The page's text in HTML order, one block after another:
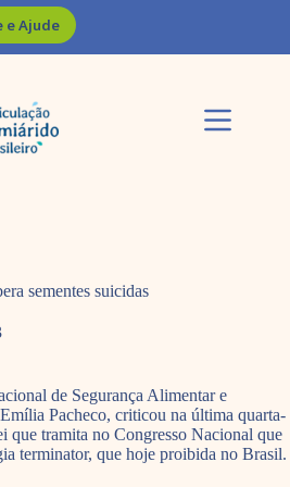
e Ajude
sementes suicidas
de Segurança Alimentar e
Pacheco, criticou na última quarta-
que tramita no Congresso Nacional que
terminator, que hoje proibida no Brasil.